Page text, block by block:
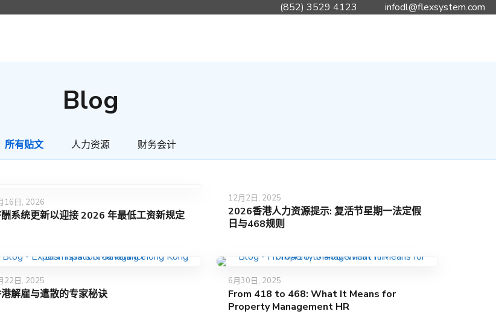
(852) 3529 4123 infodl@flexsystem.com
Blog
所有贴文 人力资源 财务会计
16日, 2026
系统更新以迎接 2026 年最低工资新规定
12月2日, 2025
2026香港人力资源提示: 复活节星期一法定假
日与468规则
22日, 2025
解雇与遣散的专家秘诀
6月30日, 2025
From 418 to 468: What It Means for
Property Management HR